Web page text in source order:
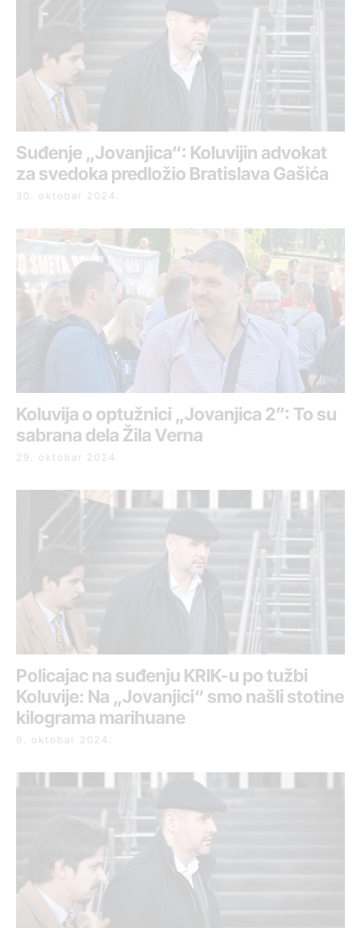
Suđenje „Jovanjica“: Koluvijin advokat
za svedoka predložio Bratislava Gašića
30. oktobar 2024.
Koluvija o optužnici „Jovanjica 2”: To su
sabrana dela Žila Verna
29. oktobar 2024.
Policajac na suđenju KRIK-u po tužbi
Koluvije: Na „Jovanjici“ smo našli stotine
kilograma marihuane
9. oktobar 2024.